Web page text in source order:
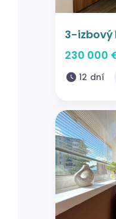
3-izbový
230 000
12 dní